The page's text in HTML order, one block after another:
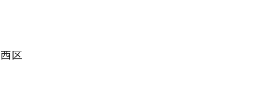
西区